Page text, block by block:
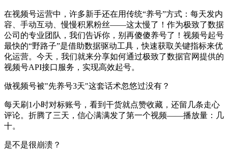
在视频号运营中，许多新手还在用传统“养号”方式：每天发内
容、手动互动、慢慢积累粉丝——这太慢了！作为极致了数据
公司的专业团队，我们告诉你，别再傻傻养号了！视频号起号
最快的“野路子”是借助数据驱动工具，快速获取关键指标来优
化运营。今天，我们就来分享如何通过极致了数据官网提供的
视频号API接口服务，实现高效起号。
做视频号被"先养号3天"这套话术忽悠过没有？
每天刷1小时对标账号，看到干货就点赞收藏，还留几条走心
评论。折腾了三天，信心满满发了第一个视频——播放量：几
十。
是不是很崩溃？